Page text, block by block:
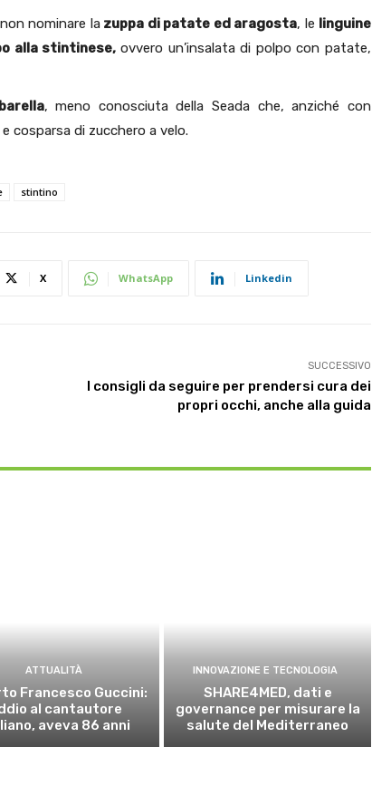
nominare lazuppa di patate ed aragosta, le linguine
alla stintinese,ovvero un’insalata di polpo con patate,
, meno conosciuta della Seada che, anziché con
di zucchero a velo.
stintino
X WhatsApp Linkedin
SUCCESSIVO
I consigli da seguire per prendersi cura dei
propri occhi, anche alla guida
ATTUALITÀ
Francesco Guccini:
al cantautore
aveva 86 anni
INNOVAZIONE E TECNOLOGIA
SHARE4MED, dati e
governance per misurare la
salute del Mediterraneo